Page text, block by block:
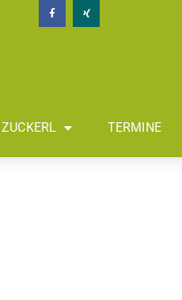
ZUCKERL TERMINE